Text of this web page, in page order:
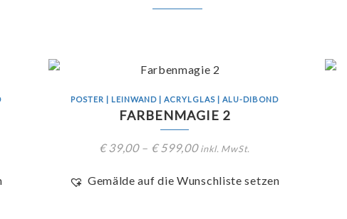
POSTER | LEINWAND | ACRYLGLAS | ALU-DIBOND
FARBENMAGIE 2
€39,00– €599,00 inkl. MwSt.
Gemälde auf die Wunschliste setzen